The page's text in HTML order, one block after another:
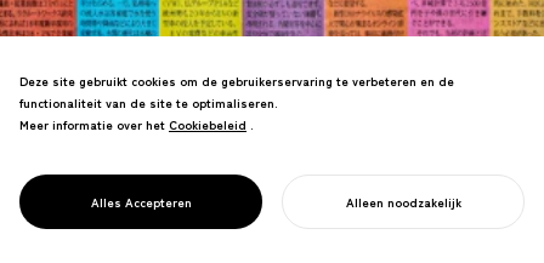
NIKKEI SDGS
FESTIVAL
ondersteunen van maatschappelijke
bedrijfsinitiatieven toonden.
Deze site gebruikt cookies om de gebruikerservaring te verbeteren en de
functionaliteit van de site te optimaliseren.
Meer informatie over het Cookiebeleid
Cookiebeleid .
Alles Accepteren Alleen noodzakelijk